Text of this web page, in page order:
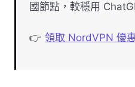
國節點，較穩用
👉領取 NordVPN 優